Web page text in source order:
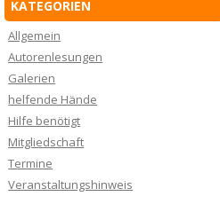
KATEGORIEN
Allgemein
Autorenlesungen
Galerien
helfende Hände
Hilfe benötigt
Mitgliedschaft
Termine
Veranstaltungshinweis